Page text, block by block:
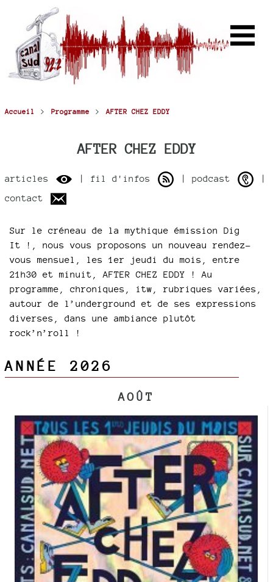
Accueil > Programme > AFTER CHEZ EDDY
AFTER CHEZ EDDY
articles | fil d'infos | podcast
|
contact
Sur le créneau de la mythique émission Dig
It !, nous vous proposons un nouveau rendez-
vous mensuel, les 1er jeudi du mois, entre
21h30 et minuit, AFTER CHEZ EDDY ! Au
programme, chroniques, itw, rubriques variées,
autour de l’underground et de ses expressions
diverses, dans une ambiance plutôt
rock’n’roll !
ANNÉE 2026
AOÛT